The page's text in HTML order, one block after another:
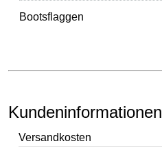
Bootsflaggen
Kundeninformationen
Versandkosten